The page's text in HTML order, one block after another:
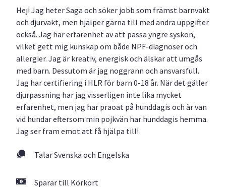
Hej! Jag heter Saga och söker jobb som främst barnvakt
och djurvakt, men hjälper gärna till med andra uppgifter
också. Jag har erfarenhet av att passa yngre syskon,
vilket gett mig kunskap om både NPF-diagnoser och
allergier. Jag är kreativ, energisk och älskar att umgås
med barn. Dessutom är jag noggrann och ansvarsfull.
Jag har certifiering i HLR för barn 0-18 år. När det gäller
djurpassning har jag visserligen inte lika mycket
erfarenhet, men jag har praoat på hunddagis och är van
vid hundar eftersom min pojkvän har hunddagis hemma.
Jag ser fram emot att få hjälpa till!
Talar Svenska och Engelska
Sparar till Körkort